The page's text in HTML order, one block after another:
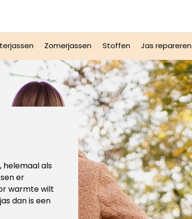
Zomerjassen Stoffen Jas repareren
helemaal als
er
warmte wilt
dan is een